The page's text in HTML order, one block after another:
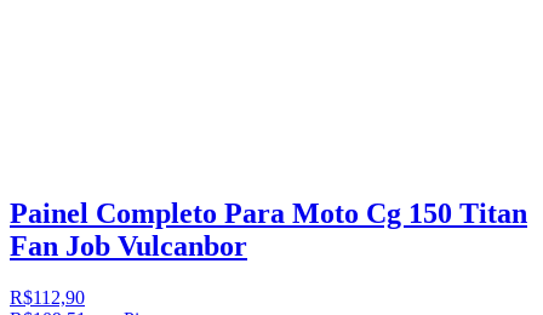
Painel Completo Para Moto Cg 150 Titan
Fan Job Vulcanbor
R$112,90